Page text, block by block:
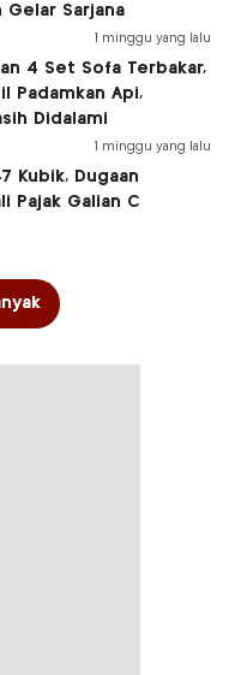
Gelar Sarjana
1 minggu yang lalu
4 Set Sofa Terbakar,
Padamkan Api,
Didalami
1 minggu yang lalu
Kubik, Dugaan
Pajak Galian C